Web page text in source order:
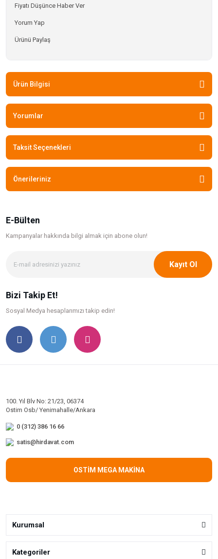
Fiyatı Düşünce Haber Ver
Yorum Yap
Ürünü Paylaş
Ürün Bilgisi
Yorumlar
Taksit Seçenekleri
Önerileriniz
E-Bülten
Kampanyalar hakkında bilgi almak için abone olun!
Kayıt Ol
Bizi Takip Et!
Sosyal Medya hesaplarımızı takip edin!
100. Yıl Blv No: 21/23, 06374
Ostim Osb/ Yenimahalle/Ankara
0 (312) 386 16 66
satis@hirdavat.com
OSTİM MEGA MAKİNA
Kurumsal
Kategoriler